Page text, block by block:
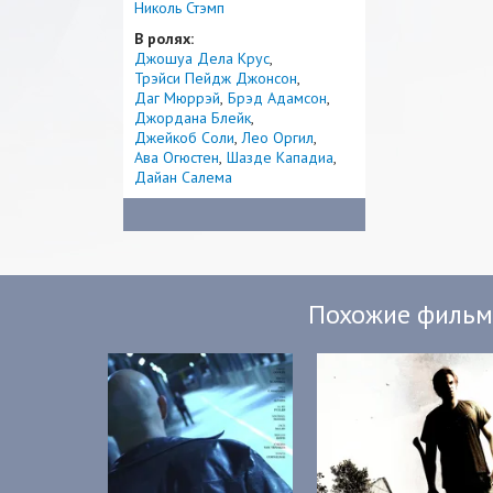
Николь Стэмп
В ролях:
Джошуа Дела Крус
Трэйси Пейдж Джонсон
Даг Мюррэй Брэд Адамсон
Джордана Блейк
Джейкоб Соли Лео Оргил
Ава Огюстен Шазде Кападиа
Дайан Салема
Похожие